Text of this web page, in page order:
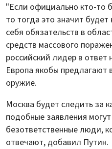
"Если официально кто-то
то тогда это значит
себя обязательств в
средств массового
российский лидер в ответ
Европа якобы предлагают
оружие.
Москва будет следить за
подобные заявления
безответственные люди,
отвечают, добавил Путин.